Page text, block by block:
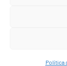
Política